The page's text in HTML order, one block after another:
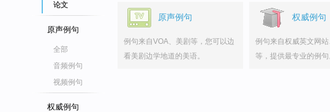
论文
原声例句
全部
音频例句
视频例句
权威例句
原声例句
例句来自VOA、美剧等，您可以边
看美剧边学地道的美语。
权威例句
例句来自权威英文网
等，提供最专业的例句